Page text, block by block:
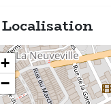
Localisation
+
−